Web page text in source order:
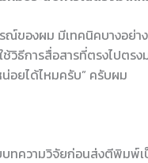
ณ์ของผม มีเทคนิคบางอย่า
ช้วิธีการสื่อสารที่ตรงไปต
อยได้ไหมครับ” ครับผม
ทความวิจัยก่อนส่งตีพิมพ์เ